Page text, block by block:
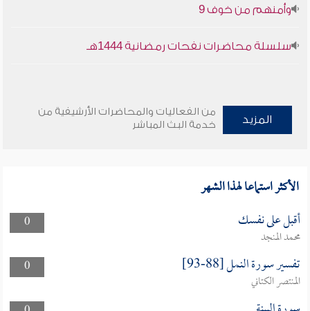
وأمنهم من خوف 9
سلسلة محاضرات نفحات رمضانية 1444هـ
المزيد
من الفعاليات والمحاضرات الأرشيفية من
خدمة البث المباشر
الأكثر استماعا لهذا الشهر
0 أقبل على نفسك
محمد المنجد
0
تفسير سورة النمل [88-93]
المنتصر الكتاني